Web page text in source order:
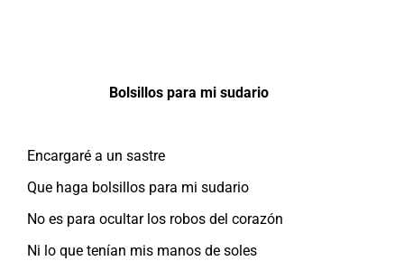
Bolsillos para mi sudario
Encargaré a un sastre
Que haga bolsillos para mi sudario
No es para ocultar los robos del corazón
Ni lo que tenían mis manos de soles